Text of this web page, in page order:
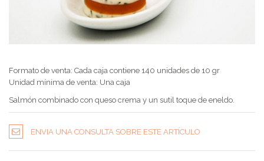
Formato de venta: Cada caja contiene 140 unidades de 10 gr
Unidad mínima de venta: Una caja
Salmón combinado con queso crema y un sutil toque de eneldo.
ENVIA UNA CONSULTA SOBRE ESTE ARTÍCULO